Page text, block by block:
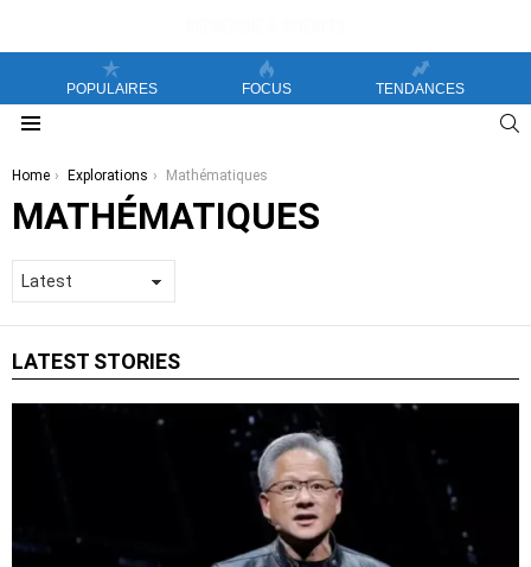
POPULAIRES FOCUS TENDANCES
You are here:
Home Explorations Mathématiques
MATHÉMATIQUES
LATEST STORIES